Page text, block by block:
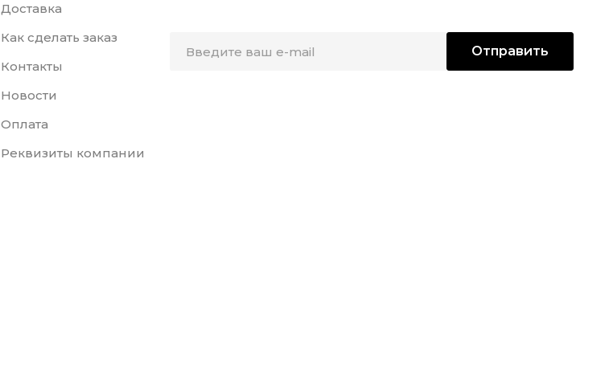
Доставка
Как сделать заказ
Контакты
Новости
Оплата
Реквизиты компании
Отправить